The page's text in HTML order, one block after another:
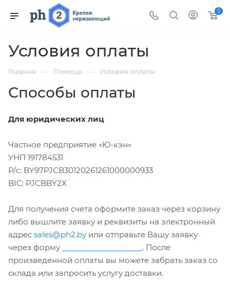
0
Условия оплаты
Главная — Помощь — Условия оплаты
Способы оплаты
Для юридических лиц
Частное предприятие «Ю-кэн»
УНП 191784531
Р/c: BY97PJCB30120261261000000933
BIC: PJCBBY2X
Для получения счета оформите заказ через корзину
либо вышлите заявку и реквизиты на электронный
адрес sales@ph2.by или отправьте Вашу заявку
через форму
. После
произведенной оплаты вы можете забрать заказ со
склада или запросить услугу доставки.